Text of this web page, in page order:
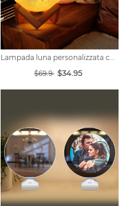
Lampada luna personalizzata con foto- 2 colori
$69.9 $34.95